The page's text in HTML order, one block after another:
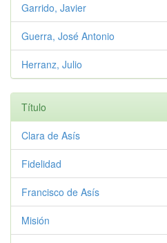
Garrido, Javier
Guerra, José Antonio
Herranz, Julio
Título
Clara de Asís
Fidelidad
Francisco de Asís
Misión